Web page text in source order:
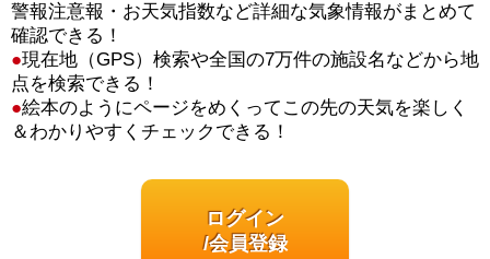
警報注意報・お天気指数など詳細な気象情報がまとめて
確認できる！
●現在地（GPS）検索や全国の7万件の施設名などから地
点を検索できる！
●絵本のようにページをめくってこの先の天気を楽しく
＆わかりやすくチェックできる！
ログイン
/会員登録